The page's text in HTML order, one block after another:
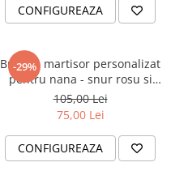
CONFIGUREAZA
-29%
Bratara martisor personalizat
pentru nana - snur rosu si
banut din Argint 925 suflat cu
Aur 18K - 'Te iubim nana'
105,00 Lei
75,00 Lei
CONFIGUREAZA